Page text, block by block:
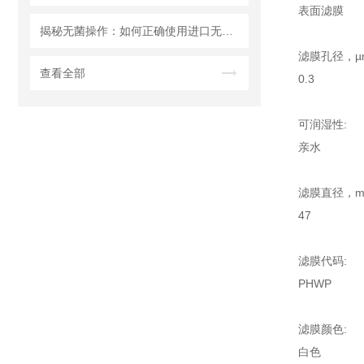
查看全部
表面滤膜
滤膜孔径，
0.3
可润湿性:
亲水
滤膜直径，
47
滤膜代码:
PHWP
滤膜颜色:
白色